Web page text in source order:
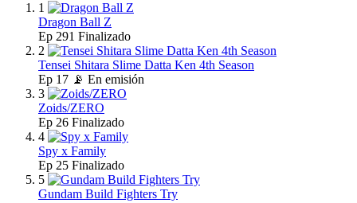
1
Dragon Ball Z
Ep 291 Finalizado
2
Tensei Shitara Slime Datta Ken 4th Season
Ep 17 📡 En emisión
3
Zoids/ZERO
Ep 26 Finalizado
4
Spy x Family
Ep 25 Finalizado
5
Gundam Build Fighters Try